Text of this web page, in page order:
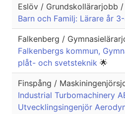
Eslöv / Grundskollärarjobb /
Barn och Familj: Lärare år
Falkenberg /
Falkenbergs kommun,
plåt- och svetsteknik 🌟
Finspång /
Industrial Turbomachinery
Utvecklingsingenjör